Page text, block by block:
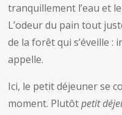
tranquillement l’eau et
L’odeur du pain tout
de la forêt qui s’éveille :
appelle.
Ici, le petit déjeuner se
moment. Plutôtpetit